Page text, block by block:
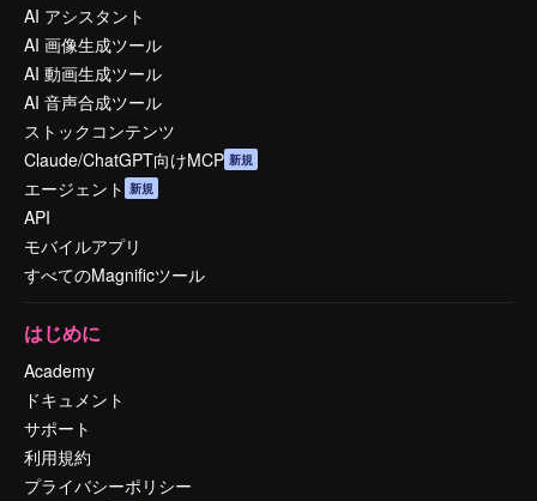
AI アシスタント
AI 画像生成ツール
AI 動画生成ツール
AI 音声合成ツール
ストックコンテンツ
Claude/ChatGPT向けMCP 新規
エージェント 新規
API
モバイルアプリ
すべてのMagnificツール
はじめに
Academy
ドキュメント
サポート
利用規約
プライバシーポリシー